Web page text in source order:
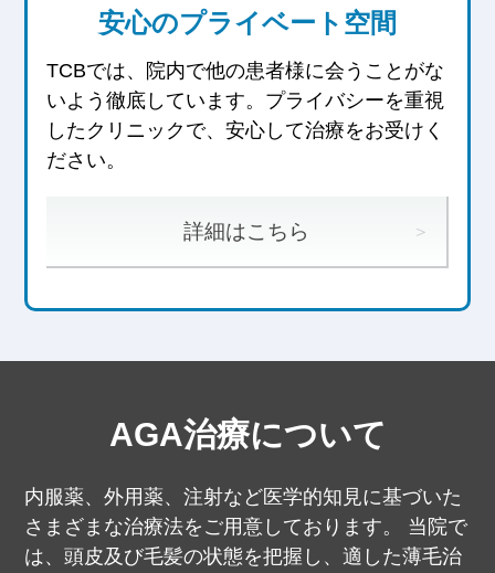
安心のプライベート空間
TCBでは、院内で他の患者様に会うことがな
いよう徹底しています。 プライバシーを重視
したクリニックで、安心して治療をお受けく
ださい。
詳細はこちら
AGA治療について
内服薬、外用薬、注射など医学的知見に基づいた
さまざまな治療法をご用意しております。
当院で
は、頭皮及び毛髪の状態を把握し、適した薄毛治